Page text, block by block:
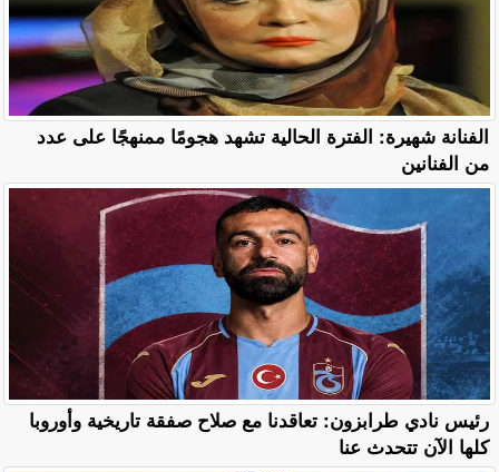
الفنانة شهيرة: الفترة الحالية تشهد هجومًا ممنهجًا على عدد
من الفنانين
رئيس نادي طرابزون: تعاقدنا مع صلاح صفقة تاريخية وأوروبا
كلها الآن تتحدث عنا